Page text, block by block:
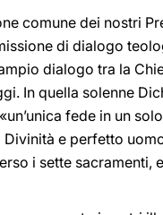
comune dei nostri
di dialogo
dialogo tra la
In quella solenne
fede in un
e perfetto
i sette